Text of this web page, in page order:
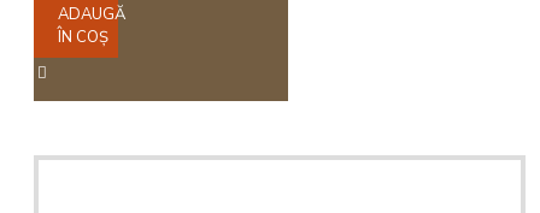
ADAUGĂ
ÎN COŞ